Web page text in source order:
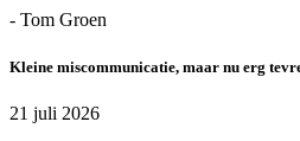
- Tom Groen
Kleine miscommunicatie, maar nu erg
21 juli 2026